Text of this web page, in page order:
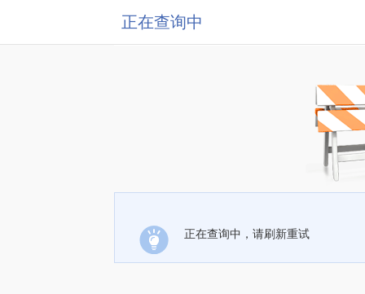
正在查询中
正在查询中，请刷新重试